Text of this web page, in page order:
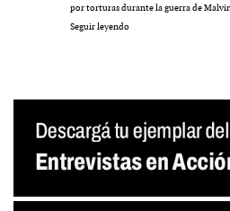
por torturas durante la guerra de
Seguir leyendola